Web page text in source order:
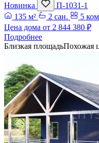
Новинка
П-1031-1
135 м²
2 сан.
5
Цена дома от 2 844 380 ₽
Подробнее
Близкая площадьПохожая